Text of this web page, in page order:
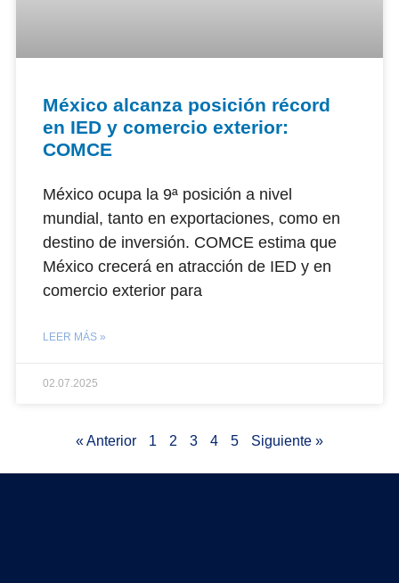
México alcanza posición récord
en IED y comercio exterior:
COMCE
México ocupa la 9ª posición a nivel
mundial, tanto en exportaciones, como en
destino de inversión. COMCE estima que
México crecerá en atracción de IED y en
comercio exterior para
LEER MÁS »
02.07.2025
« Anterior 1 2 3 4 5 Siguiente »